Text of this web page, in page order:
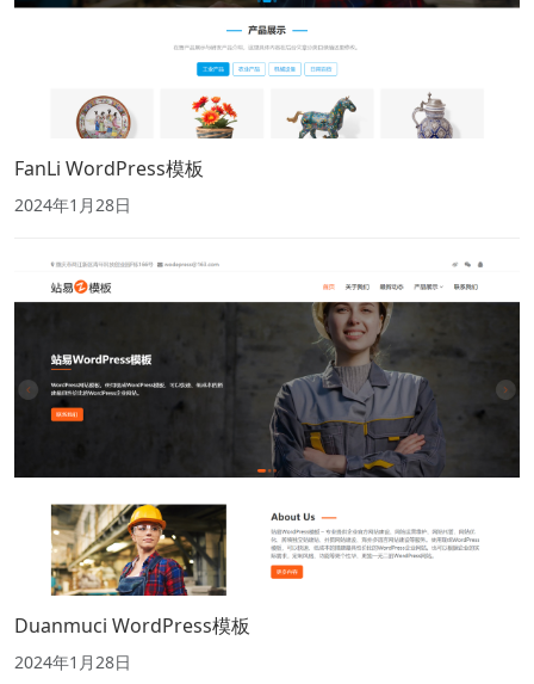
FanLi WordPress模板
2024年1月28日
Duanmuci WordPress模板
2024年1月28日